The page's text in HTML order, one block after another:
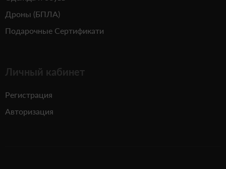
Дроны (БПЛА)
Подарочные Сертификати
Личный кабинет
Регистрация
Авторизация